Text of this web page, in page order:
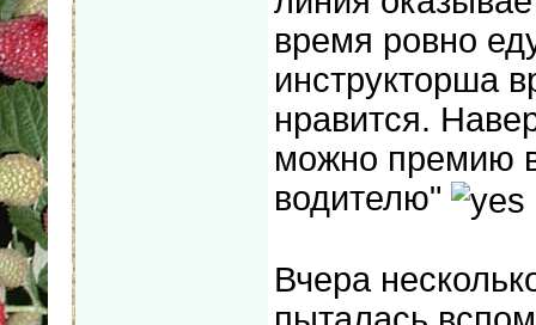
время ровно
инструкторша
нравится.
можно премию
водителю"
Вчера